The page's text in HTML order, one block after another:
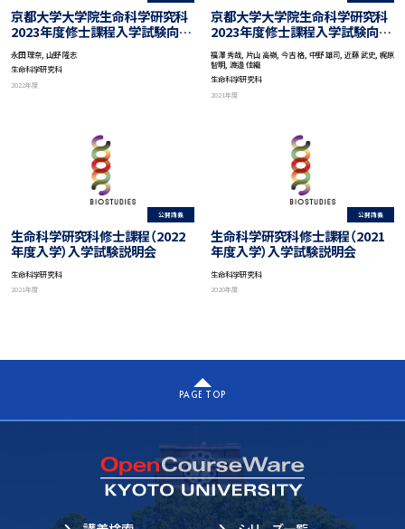
京都大学大学院生命科学研究科
2023年度修士課程入学試験向け
第2回入試説明会
永田 理奈, 山野 隆志
生命科学研究科
2022年度
京都大学大学院生命科学研究科
2023年度修士課程入学試験向け
第1回入試説明会(オンライン開
催)
福澤 秀哉, 片山 高嶺, 今吉 格, 中野 雄司, 近藤 武史, 梶原
智明, 渡邉 佳織
生命科学研究科
2021年度
公開講義
生命科学研究科修士課程（2022
年度入学）入学試験説明会
生命科学研究科
2021年度
公開講義
生命科学研究科修士課程（2021
年度入学）入学試験説明会
生命科学研究科
2020年度
PAGE TOP